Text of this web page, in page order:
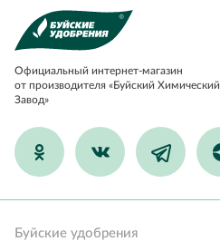
Официальный интернет-магазин
от производителя «Буйский Химический
Завод»
Буйские удобрения